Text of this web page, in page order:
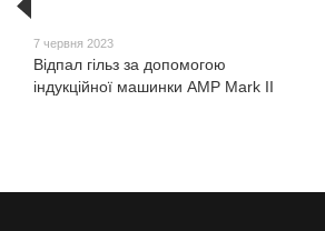
7 червня 2023
Відпал гільз за допомогою
індукційної машинки AMP Mark II